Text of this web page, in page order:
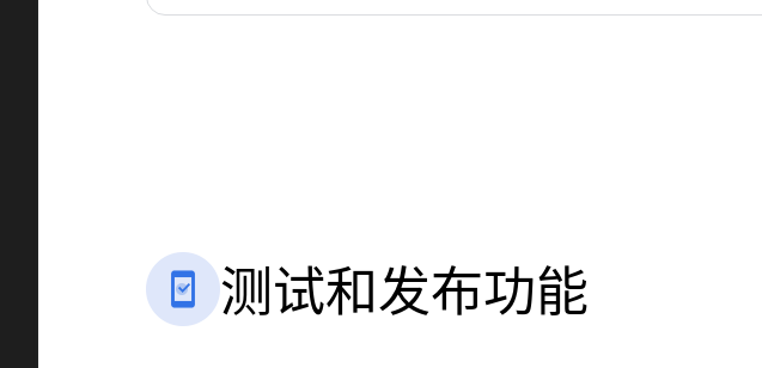
测试和发布功能